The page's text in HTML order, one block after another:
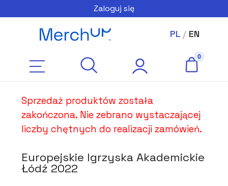
Zaloguj się
PL/ EN
Sprzedaż produktów została
zakończona. Nie zebrano wystaczającej
liczby chętnych do realizacji zamówień.
Europejskie Igrzyska Akademickie
Łódź 2022